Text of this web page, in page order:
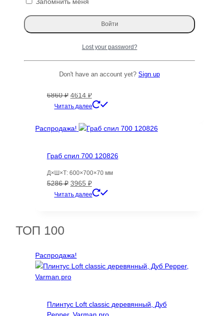
цена
составляла
1134 ₽.
6860₽ Первоначальная
цена
6860 ₽.
4614 ₽Текущая
цена:
Читать далее
Распродажа!
Граб спил 700 120826
Д×Ш×Т: 600×700×70 мм
5286₽ Первоначальная
цена
3965 ₽Текущая
цена:
Читать далее
ТОП 100
Распродажа!
Плинтус Loft classic деревянный, Дуб
Lost your password?
Don't have an account yet? Sign up